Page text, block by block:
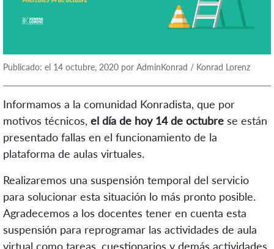
Publicado: el 14 octubre, 2020 por AdminKonrad / Konrad Lorenz
Informamos a la comunidad Konradista, que por
motivos técnicos, el día de hoy 14 de octubre se están
presentado fallas en el funcionamiento de la
plataforma de aulas virtuales.
Realizaremos una suspensión temporal del servicio
para solucionar esta situación lo más pronto posible.
Agradecemos a los docentes tener en cuenta esta
suspensión para reprogramar las actividades de aula
virtual como tareas, cuestionarios y demás actividades